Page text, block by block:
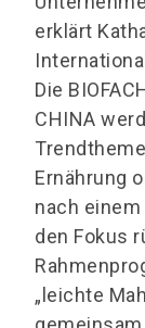
erklärt
Die
CHINA
Ernährung
nach
den Fokus
„leichte